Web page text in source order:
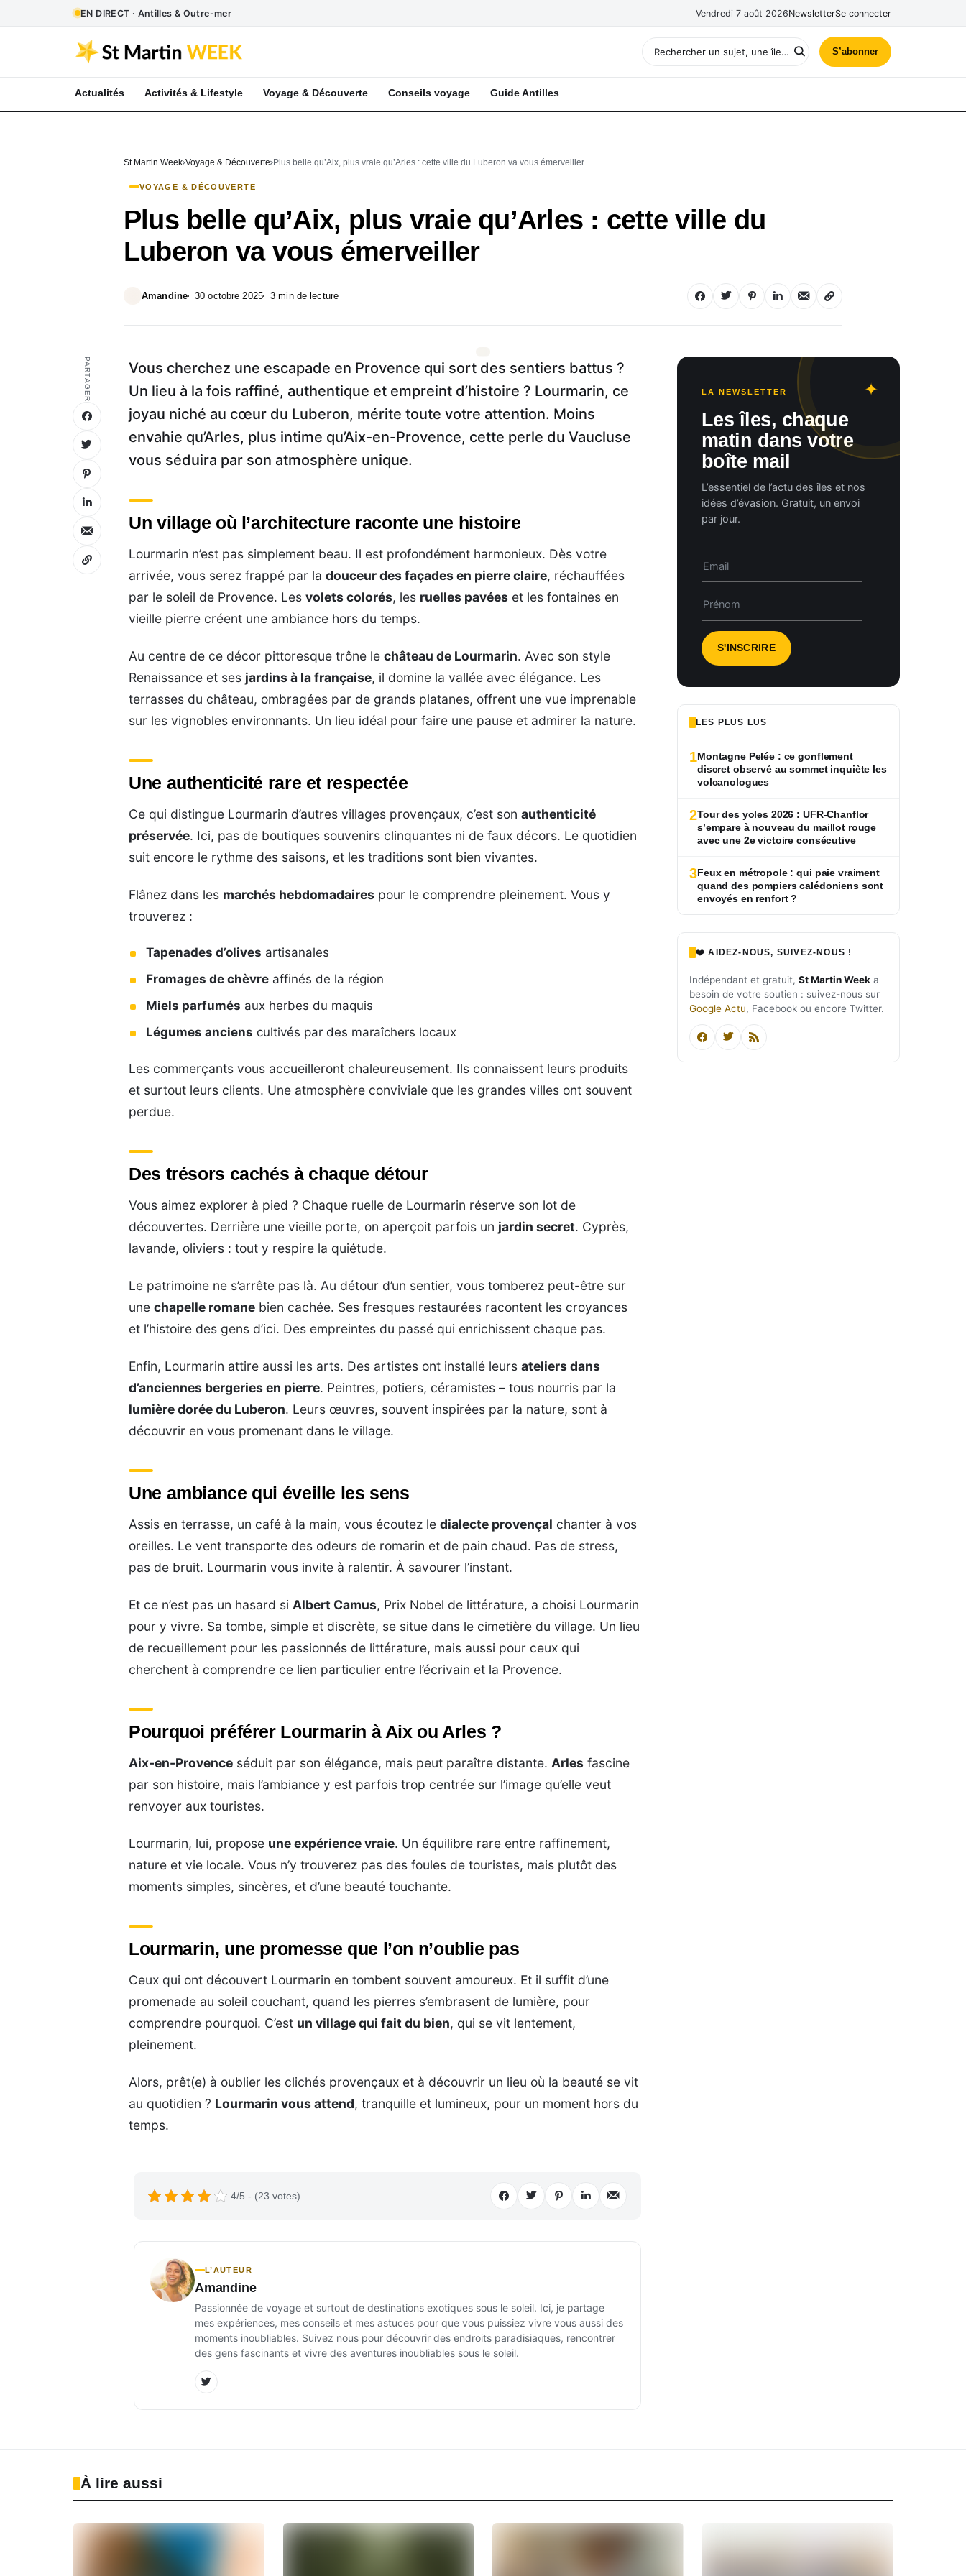
EN DIRECT · Antilles & Outre-mer Vendredi 7 août 2026NewsletterSe connecter
S’abonner
Actualités Activités & Lifestyle Voyage & Découverte Conseils voyage Guide Antilles
St Martin Week Voyage & Découverte Plus belle qu’Aix, plus vraie qu’Arles : cette ville du Luberon va vous émerveiller
VOYAGE & DÉCOUVERTE
Plus belle qu’Aix, plus vraie qu’Arles : cette ville du
Luberon va vous émerveiller
Amandine 30 octobre 2025 3 min de lecture
PARTAGER
Vous cherchez une escapade en Provence qui sort des sentiers battus ?
Un lieu à la fois raffiné, authentique et empreint d’histoire ? Lourmarin, ce
joyau niché au cœur du Luberon, mérite toute votre attention. Moins
envahie qu’Arles, plus intime qu’Aix-en-Provence, cette perle du Vaucluse
vous séduira par son atmosphère unique.
Un village où l’architecture raconte une histoire
Lourmarin n’est pas simplement beau. Il est profondément harmonieux. Dès votre
arrivée, vous serez frappé par ladouceur des façades en pierre claire, réchauffées
par le soleil de Provence. Lesvolets colorés, les ruelles pavées et les fontaines en
vieille pierre créent une ambiance hors du temps.
Au centre de ce décor pittoresque trône lechâteau de Lourmarin. Avec son style
Renaissance et ses jardins à la française, il domine la vallée avec élégance. Les
terrasses du château, ombragées par de grands platanes, offrent une vue imprenable
sur les vignobles environnants. Un lieu idéal pour faire une pause et admirer la nature.
Une authenticité rare et respectée
Ce qui distingue Lourmarin d’autres villages provençaux, c’est sonauthenticité
préservée. Ici, pas de boutiques souvenirs clinquantes ni de faux décors. Le quotidien
suit encore le rythme des saisons, et les traditions sont bien vivantes.
Flânez dans les marchés hebdomadaires pour le comprendre pleinement. Vous y
trouverez :
Tapenades d’olives artisanales
Fromages de chèvre affinés de la région
Miels parfumés aux herbes du maquis
Légumes anciens cultivés par des maraîchers locaux
Les commerçants vous accueilleront chaleureusement. Ils connaissent leurs produits
et surtout leurs clients. Une atmosphère conviviale que les grandes villes ont souvent
perdue.
Des trésors cachés à chaque détour
Vous aimez explorer à pied ? Chaque ruelle de Lourmarin réserve son lot de
découvertes. Derrière une vieille porte, on aperçoit parfois un jardin secret. Cyprès,
lavande, oliviers : tout y respire la quiétude.
Le patrimoine ne s’arrête pas là. Au détour d’un sentier, vous tomberez peut-être sur
unechapelle romane bien cachée. Ses fresques restaurées racontent les croyances
et l’histoire des gens d’ici. Des empreintes du passé qui enrichissent chaque pas.
Enfin, Lourmarin attire aussi les arts. Des artistes ont installé leursateliers dans
d’anciennes bergeries en pierre. Peintres, potiers, céramistes – tous nourris par la
lumière dorée du Luberon. Leurs œuvres, souvent inspirées par la nature, sont à
découvrir en vous promenant dans le village.
Une ambiance qui éveille les sens
Assis en terrasse, un café à la main, vous écoutez ledialecte provençal chanter à vos
oreilles. Le vent transporte des odeurs de romarin et de pain chaud. Pas de stress,
pas de bruit. Lourmarin vous invite à ralentir. À savourer l’instant.
Et ce n’est pas un hasard si Albert Camus, Prix Nobel de littérature, a choisi Lourmarin
pour y vivre. Sa tombe, simple et discrète, se situe dans le cimetière du village. Un lieu
de recueillement pour les passionnés de littérature, mais aussi pour ceux qui
cherchent à comprendre ce lien particulier entre l’écrivain et la Provence.
Pourquoi préférer Lourmarin à Aix ou Arles ?
Aix-en-Provence séduit par son élégance, mais peut paraître distante. Arles fascine
par son histoire, mais l’ambiance y est parfois trop centrée sur l’image qu’elle veut
renvoyer aux touristes.
Lourmarin, lui, propose une expérience vraie. Un équilibre rare entre raffinement,
nature et vie locale. Vous n’y trouverez pas des foules de touristes, mais plutôt des
moments simples, sincères, et d’une beauté touchante.
Lourmarin, une promesse que l’on n’oublie pas
Ceux qui ont découvert Lourmarin en tombent souvent amoureux. Et il suffit d’une
promenade au soleil couchant, quand les pierres s’embrasent de lumière, pour
comprendre pourquoi. C’est un village qui fait du bien, qui se vit lentement,
pleinement.
Alors, prêt(e) à oublier les clichés provençaux et à découvrir un lieu où la beauté se vit
au quotidien ? Lourmarin vous attend, tranquille et lumineux, pour un moment hors du
temps.
4/5 - (23 votes)
L’AUTEUR
Amandine
Passionnée de voyage et surtout de destinations exotiques sous le soleil. Ici, je partage
mes expériences, mes conseils et mes astuces pour que vous puissiez vivre vous aussi des
moments inoubliables. Suivez nous pour découvrir des endroits paradisiaques, rencontrer
des gens fascinants et vivre des aventures inoubliables sous le soleil.
LA NEWSLETTER
Les îles, chaque
matin dans votre
boîte mail
L’essentiel de l’actu des îles et nos
idées d’évasion. Gratuit, un envoi
par jour.
LES PLUS LUS
1Montagne Pelée : ce gonflement
discret observé au sommet inquiète les
volcanologues
2Tour des yoles 2026 : UFR-Chanflor
s’empare à nouveau du maillot rouge
avec une 2e victoire consécutive
3Feux en métropole : qui paie vraiment
quand des pompiers calédoniens sont
envoyés en renfort ?
❤️ AIDEZ-NOUS, SUIVEZ-NOUS !
Indépendant et gratuit, St Martin Week a
besoin de votre soutien : suivez-nous sur
Google Actu, Facebook ou encore Twitter.
À lire aussi